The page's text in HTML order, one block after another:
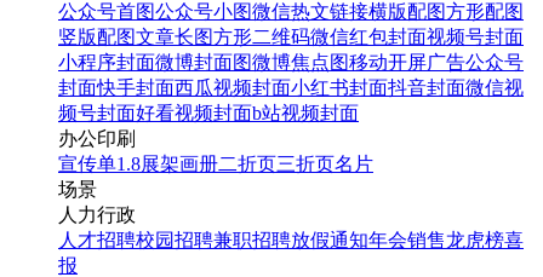
公众号首图公众号小图微信热文链接横版配图方形配图
竖版配图文章长图方形二维码微信红包封面视频号封面
小程序封面微博封面图微博焦点图移动开屏广告公众号
封面快手封面西瓜视频封面小红书封面抖音封面微信视
频号封面好看视频封面b站视频封面
办公印刷
宣传单1.8展架画册二折页三折页名片
场景
人力行政
人才招聘校园招聘兼职招聘放假通知年会销售龙虎榜喜
报